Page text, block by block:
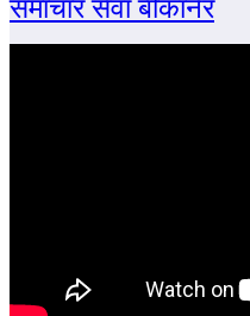
समाचार सेवा बीकानेर